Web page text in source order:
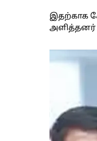
இதற்காக
அளித்தனர்